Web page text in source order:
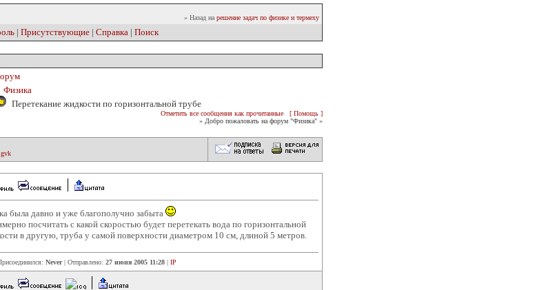
» Назад на решение задач по физике и термеху
| Присутствующие | Справка | Поиск
Физика
Перетекание жидкости по горизонтальной трубе
Отметить все сообщения как прочитанные
[ Помощь ]
» Добро пожаловать на форум "Физика" «
gvk
была давно и уже благополучно забыта
посчитать с какой скоростью будет перетекать вода по горизонтальной
в другую, труба у самой поверхности диаметром 10 см, длиной 5 метров.
Never| Отправлено: 27 июня 2005 11:28 | IP